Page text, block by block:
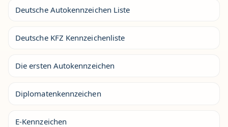
Deutsche Autokennzeichen Liste
Deutsche KFZ Kennzeichenliste
Die ersten Autokennzeichen
Diplomatenkennzeichen
E-Kennzeichen